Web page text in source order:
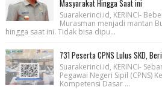
Masyarakat Hingga Saat ini
Suarakerinci.id, KERINCI-
Murasman menjadi mantan
hingga saat ini. Tidak bisa dipu...
731 Peserta CPNS Lulus SKD,
Suarakerinci.id, KERINCI-
Pegawai Negeri Sipil (CPNS)
Kompetensi Dasar ...